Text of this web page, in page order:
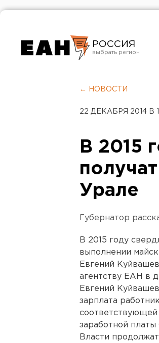
РОССИЯ
Челябинск
← НОВОСТИ
22 ДЕКАБРЯ 2014 В
В 2015
Урале
Губернатор
В 2015 году
выполнении
Евгений
агентству ЕАН в
Евгений
зарплата
заработной
Власти